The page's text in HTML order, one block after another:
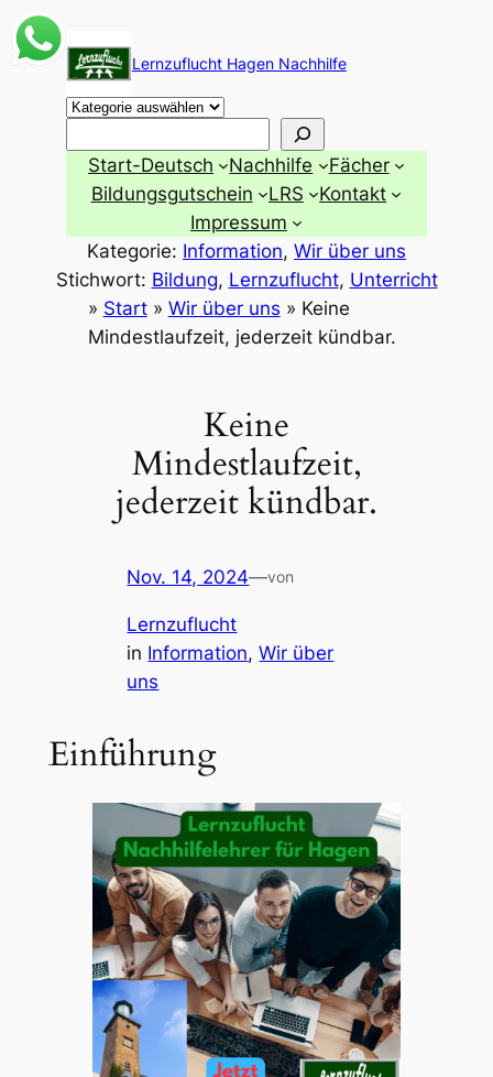
Zum
Inhalt
springen
Lernzuflucht Hagen Nachhilfe
Start-Deutsch Nachhilfe
Fächer
Bildungsgutschein
LRS
Kontakt
Impressum
Kategorie: Information, Wir über uns
Stichwort: Bildung, Lernzuflucht, Unterricht
» Start» Wir über uns » Keine
Mindestlaufzeit, jederzeit kündbar.
Keine
Mindestlaufzeit,
jederzeit kündbar.
Nov. 14, 2024—von
Lernzuflucht
in Information, Wir über
uns
Einführung